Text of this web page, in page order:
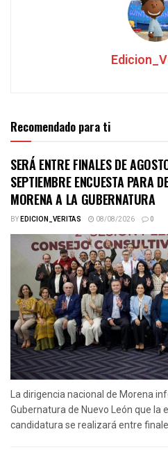
Recomendado para ti
SERÁ ENTRE FINALES DE
SEPTIEMBRE ENCUESTA PARA
MORENA A LA GUBERNATURA
BYEDICION_VERITAS 08/08/2026 0
La dirigencia nacional de Morena
Gubernatura de Nuevo León que la
candidatura se realizará entre